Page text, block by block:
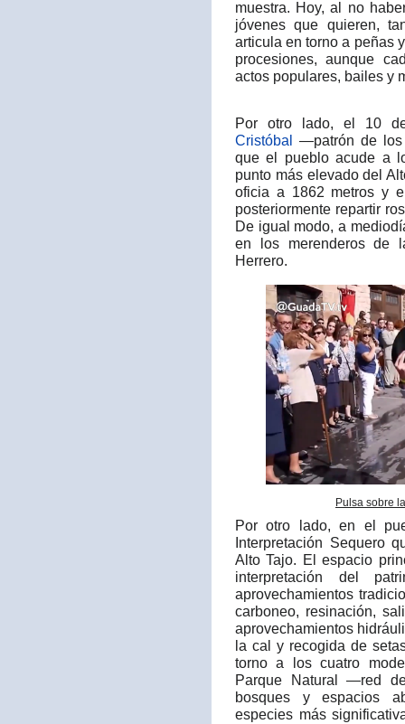
muestra. Hoy, al no
jóvenes que quieren,
articula en torno a peñas
procesiones, aunque
actos populares, bailes y
Por otro lado, el 10
Cristóbal —patrón de los
que el pueblo acude a
punto más elevado del
oficia a 1862 metros y
posteriormente repartir
De igual modo, a
en los merenderos de
Herrero.​
Pulsa sobre
Por otro lado, en el
Interpretación Sequero
Alto Tajo. El espacio
interpretación del
aprovechamientos
carboneo, resinación,
aprovechamientos
la cal y recogida de
torno a los cuatro
Parque Natural —red
bosques y espacios
especies más